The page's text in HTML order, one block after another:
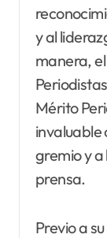
y al
manera,
Mérito
invaluable
gremio y
prensa.
Previo a